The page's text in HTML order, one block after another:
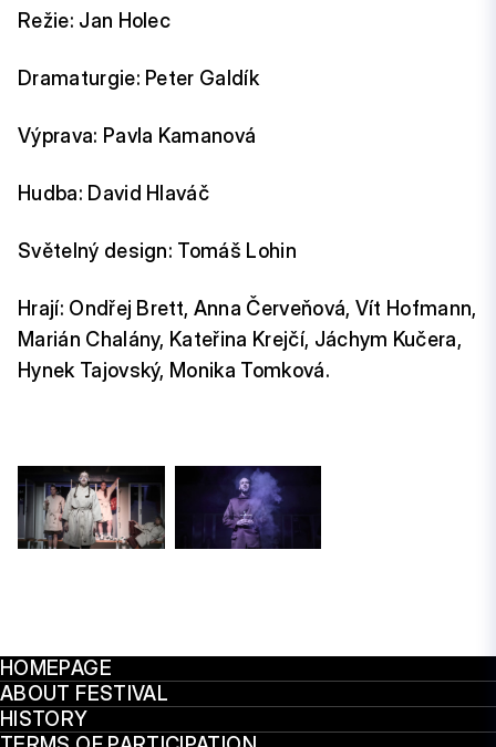
Režie: Jan Holec
Dramaturgie: Peter Galdík
Výprava: Pavla Kamanová
Hudba: David Hlaváč
Světelný design: Tomáš Lohin
Hrají: Ondřej Brett, Anna Červeňová, Vít Hofmann,
Marián Chalány, Kateřina Krejčí, Jáchym Kučera,
Hynek Tajovský, Monika Tomková.
HOMEPAGE
ABOUT FESTIVAL
HISTORY